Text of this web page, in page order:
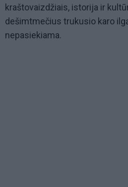
kraštovaizdžiais, istorija ir
dešimtmečius trukusio karo
nepasiekiama.